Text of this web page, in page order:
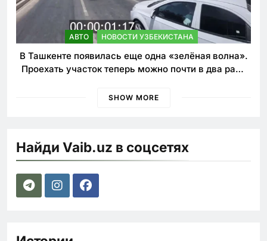
АВТО НОВОСТИ УЗБЕКИСТАНА
В Ташкенте появилась еще одна «зелёная волна».
Проехать участок теперь можно почти в два раза
SHOW MORE
Найди Vaib.uz в соцсетях